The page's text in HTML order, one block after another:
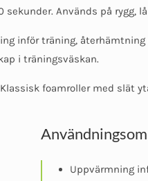
Används på rygg,
inför träning,
i träningsväskan.
foamroller med slät
Uppvärmning